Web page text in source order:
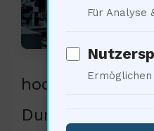
Durchbruch.
Für Analyse